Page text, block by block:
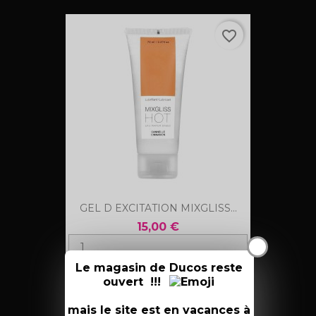
X
Le magasin de Ducos reste
ouvert !!!
mais le site est en vacances à
GEL D EXCITATION MIXGLISS...
15,00 €
AJOUTER AU PANIER
favorite_border